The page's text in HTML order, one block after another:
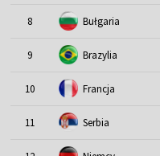
8 Bułgaria
9 Brazylia
10 Francja
11 Serbia